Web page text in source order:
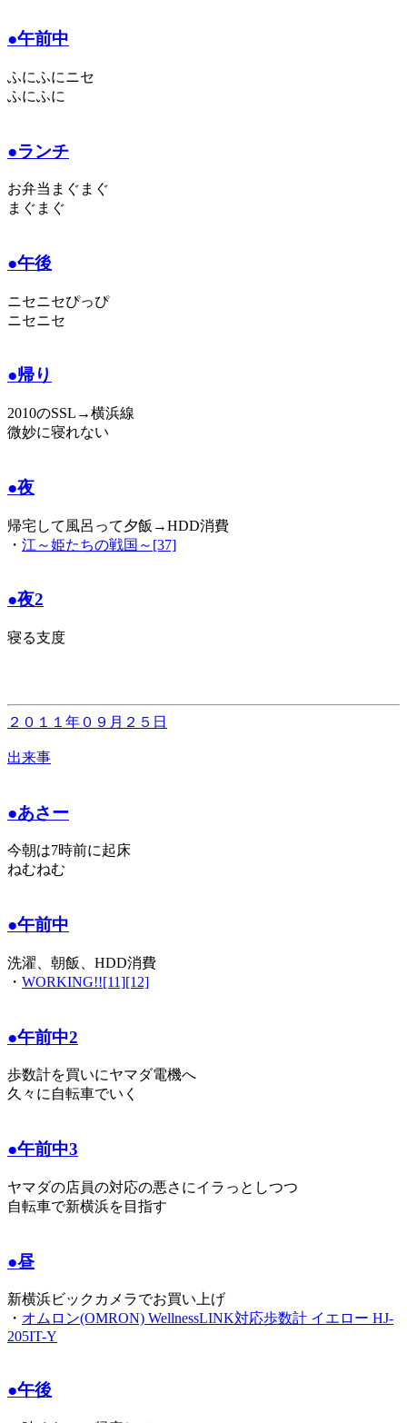
●午前中
ふにふにニセ
ふにふに
●ランチ
お弁当まぐまぐ
まぐまぐ
●午後
ニセニセぴっぴ
ニセニセ
●帰り
2010のSSL→横浜線
微妙に寝れない
●夜
帰宅して風呂って夕飯→HDD消費
・ 江～姫たちの戦国～[37]
●夜2
寝る支度
２０１１年０９月２５日
出来事
●あさー
今朝は7時前に起床
ねむねむ
●午前中
洗濯、朝飯、HDD消費
・ WORKING!![11][12]
●午前中2
歩数計を買いにヤマダ電機へ
久々に自転車でいく
●午前中3
ヤマダの店員の対応の悪さにイラっとしつつ
自転車で新横浜を目指す
●昼
新横浜ビックカメラでお買い上げ
・ オムロン(OMRON) WellnessLINK対応歩数計 イエロー HJ-
205IT-Y
●午後